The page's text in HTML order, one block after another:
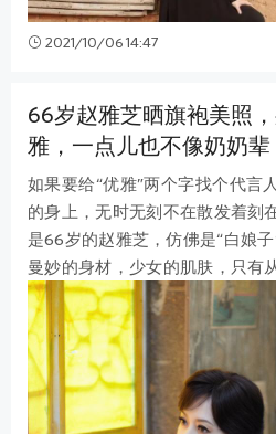
2021/10/06 14:47
66岁赵雅芝晒旗袍美照
雅，一点儿也不像奶奶辈
如果要给“优雅”两个字找个代言
的身上，无时无刻不在散发着刻
是66岁的赵雅芝，仿佛是“白娘
曼妙的身材，少女的肌肤，只有
中，能看得出是经过了岁月沉淀